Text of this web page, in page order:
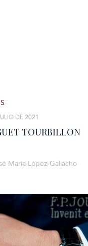
TOURBILLON
DE 2021
María López-Galiacho